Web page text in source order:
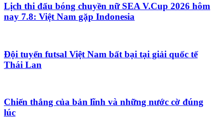
Lịch thi đấu bóng chuyền nữ SEA V.Cup 2026 hôm
nay 7.8: Việt Nam gặp Indonesia
Đội tuyển futsal Việt Nam bất bại tại giải quốc tế
Thái Lan
Chiến thắng của bản lĩnh và những nước cờ đúng
lúc